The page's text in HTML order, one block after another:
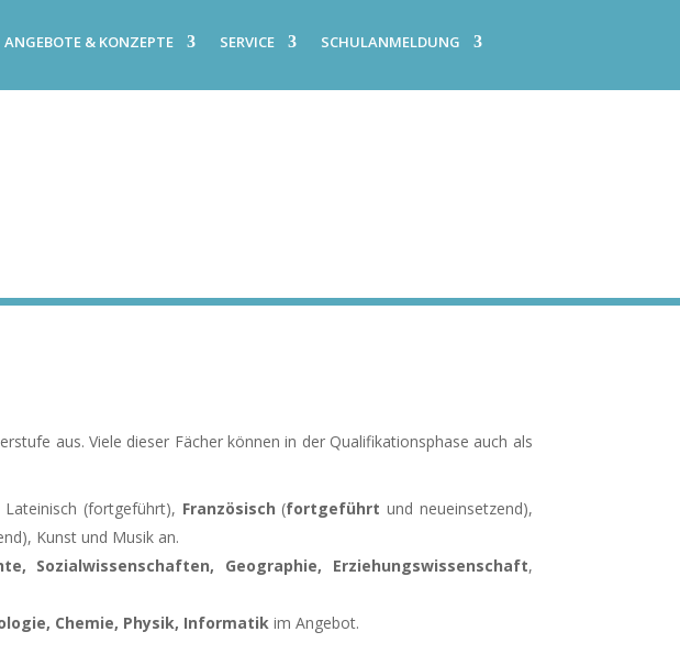
ANGEBOTE & KONZEPTE SERVICE SCHULANMELDUNG
aus. Viele dieser Fächer können in der Qualifikationsphase auch als
Lateinisch (fortgeführt), Französisch (fortgeführt und neueinsetzend),
Kunst und Musik an.
Sozialwissenschaften, Geographie, Erziehungswissenschaft,
Chemie, Physik, Informatik im Angebot.